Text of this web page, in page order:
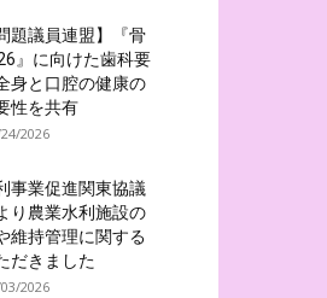
題議員連盟】『骨
』に向けた歯科要
身と口腔の健康の
性を共有
2026
事業促進関東協議
り農業水利施設の
維持管理に関する
だきました
2026